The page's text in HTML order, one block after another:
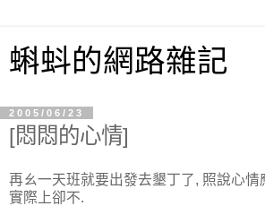
蝌蚪的網路雜記
2005/06/23
[悶悶的心情]
再ㄠ一天班就要出發去墾丁了, 照說心情
實際上卻不.